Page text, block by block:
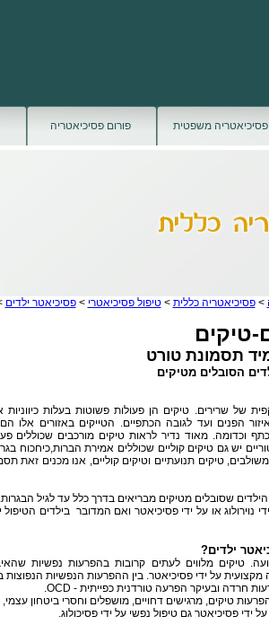
פסיכיאטריה משפטית פורום פסיכיאטריה
>פסיכיאטריה כללית >טיפול פסיכיאטרי >פסיכיאטר ילדים
טיקים
תסמונת טורט
הסובלים מטיקים
של שרירים. טיקים הן פעולות פשוטות בעלות
הפנים ועד לגובה הכתפיים. הטייקים באזורים אלו
וכדומה. מאוד נדיר לראות טיקים מורכבים שכוללים
יש גם טיקים קוליים שכוללים אמירת הברות,כיחכוח
טיקים תנועתיים וטיקים קוליים, אנו מכנים זאת
שסובלים מטיקים מבריאים בדרך כלל עד לגיל הבגרות.
נוירולוג או על ידיפסיכיאטר ואם המדובר בילדים הטיפול
ילדים?
טיקים מלווים לעתים קרובות בהפרעות נפשיות
על ידי פסיכיאטר. בין ההפרעות הנפשיות הנפוצות
חרדה ובעיקר הפרעה טורדנית כפייתית - OCD
.
טיקים, מרגישים דחויים, מושפלים וחסרי ביטחון
ידי פסיכיאטר גם טיפול נפשי על ידי פסיכולוג.